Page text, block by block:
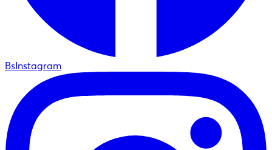
BsInstagram